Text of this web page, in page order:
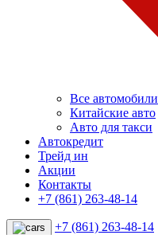
Все автомобили
Китайские авто
Авто для такси
Автокредит
Трейд ин
Акции
Контакты
+7 (861) 263-48-14
+7 (861) 263-48-14